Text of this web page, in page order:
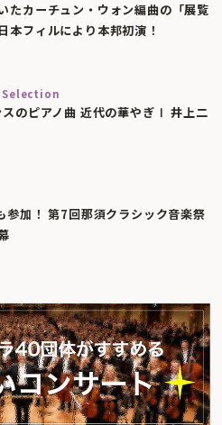
たカーチュン・ウォン編曲の「展覧
本フィルにより本邦初演！
Selection
スのピアノ曲 近代の華やぎⅠ 井上二
参加！ 第7回那須クラシック音楽祭